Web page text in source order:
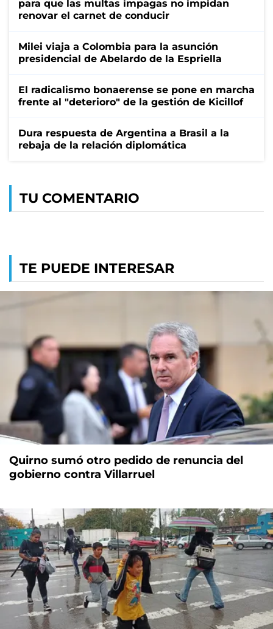
para que las multas impagas no impidan
renovar el carnet de conducir
Milei viaja a Colombia para la asunción
presidencial de Abelardo de la Espriella
El radicalismo bonaerense se pone en marcha
frente al "deterioro" de la gestión de Kicillof
Dura respuesta de Argentina a Brasil a la
rebaja de la relación diplomática
TU COMENTARIO
TE PUEDE INTERESAR
Quirno sumó otro pedido de renuncia del
gobierno contra Villarruel